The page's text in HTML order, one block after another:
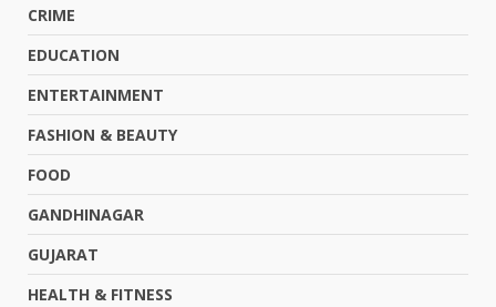
CRIME
EDUCATION
ENTERTAINMENT
FASHION & BEAUTY
FOOD
GANDHINAGAR
GUJARAT
HEALTH & FITNESS